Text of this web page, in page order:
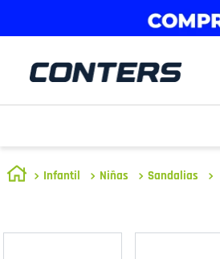
Infantil Niñas Sandalias